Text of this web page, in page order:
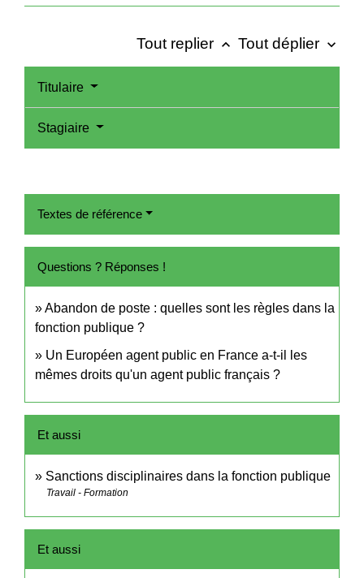
Tout replier keyboard_arrow_up Tout déplier keyboard_arrow_down
Titulaire
Stagiaire
Textes de référence
Questions ? Réponses !
Abandon de poste : quelles sont les règles dans la
fonction publique ?
Un Européen agent public en France a-t-il les
mêmes droits qu'un agent public français ?
Et aussi
Sanctions disciplinaires dans la fonction publique
Travail - Formation
Et aussi